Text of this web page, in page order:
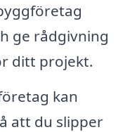
ge rådgivning
ditt projekt.
kan
att du slipper